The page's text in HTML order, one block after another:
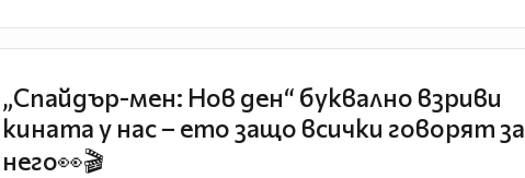
„Спайдър-мен: Нов ден“ буквално взриви
кината у нас – ето защо всички говорят за
него👀🎬